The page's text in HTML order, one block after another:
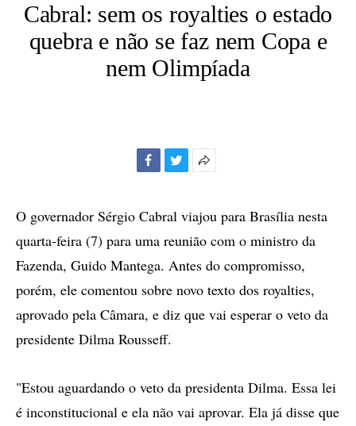
Cabral: sem os royalties o estado
quebra e não se faz nem Copa e
nem Olimpíada
compartilhamento
O governador Sérgio Cabral viajou para Brasília nesta
quarta-feira (7) para uma reunião com o ministro da
Fazenda, Guido Mantega. Antes do compromisso,
porém, ele comentou sobre novo texto dos royalties,
aprovado pela Câmara, e diz que vai esperar o veto da
presidente Dilma Rousseff.
"Estou aguardando o veto da presidenta Dilma. Essa lei
é inconstitucional e ela não vai aprovar. Ela já disse que